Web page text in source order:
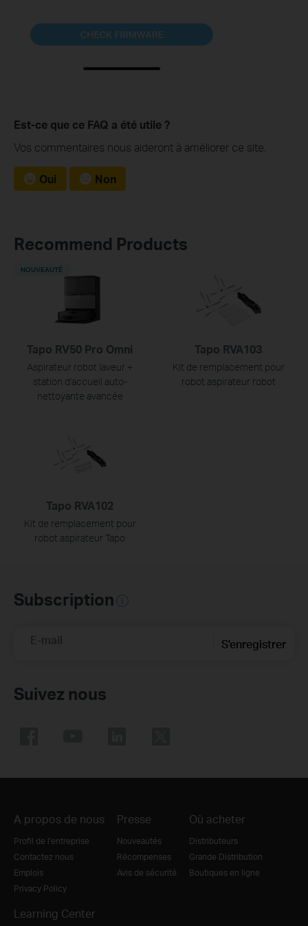
Est-ce que ce FAQ a été utile ?
Vos commentaires nous aideront à améliorer ce site.
Oui Non
Recommend Products
Tapo RV50 Pro Omni
Aspirateur robot laveur +
station d'accueil auto-
nettoyante avancée
NOUVEAUTÉ
Tapo RVA103
Kit de remplacement pour
robot aspirateur robot
Tapo RVA102
Kit de remplacement pour
robot aspirateur Tapo
Subscription
E-mail S'enregistrer
Suivez nous
A propos de nous
Profil de l'entreprise
Contactez nous
Emplois
Privacy Policy
Presse
Nouveautés
Récompenses
Avis de sécurité
Où acheter
Distributeurs
Grande Distribution
Boutiques en ligne
Learning Center